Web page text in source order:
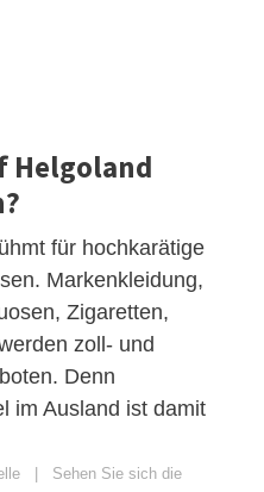
Helgoland
für hochkarätige
Markenkleidung,
Zigaretten,
zoll- und
Denn
im Ausland ist damit
Sehen Sie sich die